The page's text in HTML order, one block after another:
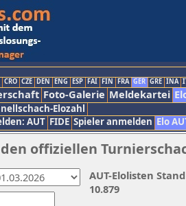
CRO CZE DEN ENG ESP FAI FIN FRA GER GRE INA
Foto-Galerie Meldekartei
Elozahl
AUT FIDE Spieler anmelden Elo
offiziellen
AUT-Elolisten
10.879